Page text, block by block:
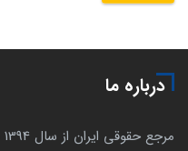
درباره ما